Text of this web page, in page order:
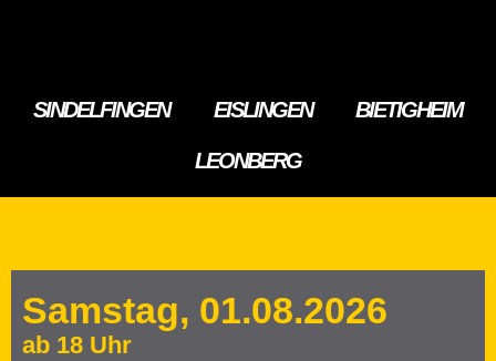
SINDELFINGEN EISLINGEN BIETIGHEIM
LEONBERG
Samstag, 01.08.2026
ab 18 Uhr